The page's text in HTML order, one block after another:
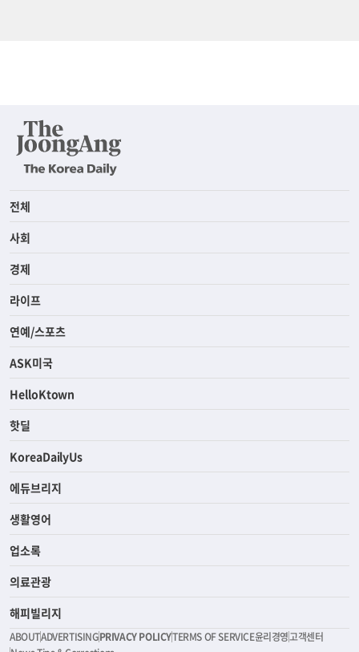
전체
사회
경제
라이프
연예/스포츠
ASK미국
HelloKtown
핫딜
KoreaDailyUs
에듀브리지
생활영어
업소록
의료관광
해피빌리지
ABOUTADVERTISINGPRIVACY POLICYTERMS OF SERVICE윤리경영고객센터